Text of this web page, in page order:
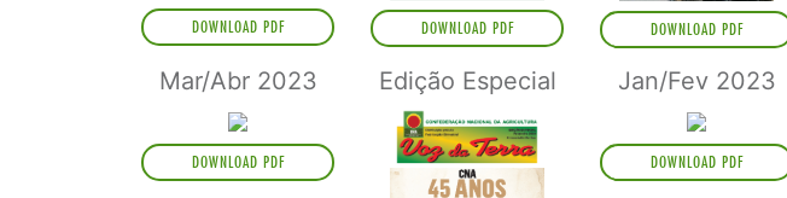
DOWNLOAD PDF DOWNLOAD PDF DOWNLOAD PDF
Mar/Abr 2023
DOWNLOAD PDF
Edição Especial Jan/Fev 2023
DOWNLOAD PDF